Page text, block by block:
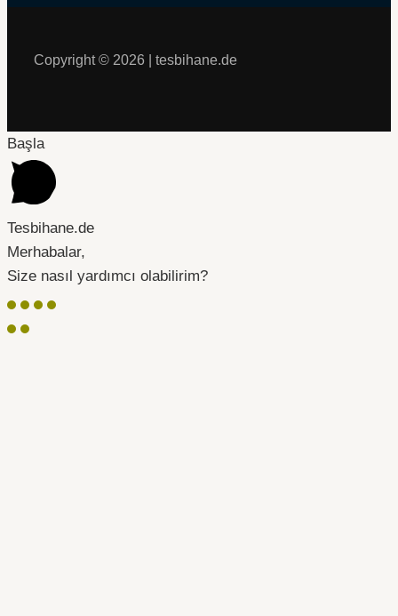
Copyright © 2026 | tesbihane.de
Başla
Tesbihane.de
Merhabalar,
Size nasıl yardımcı olabilirim?